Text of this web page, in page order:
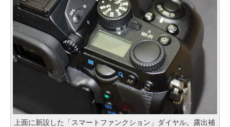
上面に新設した「スマートファンクション」ダイヤル。露出補